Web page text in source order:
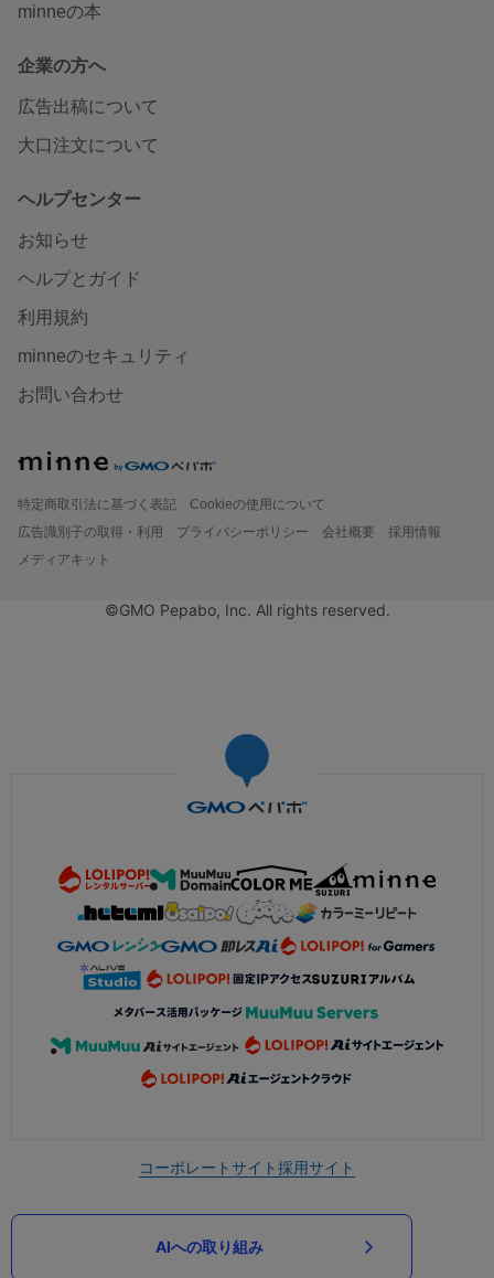
minneの本
企業の方へ
広告出稿について
大口注文について
ヘルプセンター
お知らせ
ヘルプとガイド
利用規約
minneのセキュリティ
お問い合わせ
特定商取引法に基づく表記
Cookieの使用について
広告識別子の取得・利用
プライバシーポリシー 会社概要
採用情報
メディアキット
©GMO Pepabo, Inc. All rights reserved.
コーポレートサイト採用サイト
AIへの取り組み